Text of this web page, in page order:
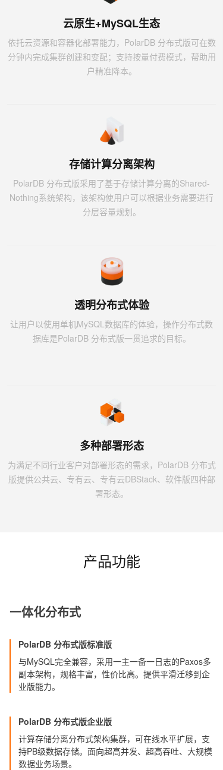
云原生+MySQL生态
依托云资源和容器化部署能力，PolarDB 分布式版可在数
分钟内完成集群创建和变配；支持按量付费模式，帮助用
户精准降本。
存储计算分离架构
PolarDB 分布式版采用了基于存储计算分离的Shared-
Nothing系统架构，该架构使用户可以根据业务需要进行
分层容量规划。
透明分布式体验
让用户以使用单机MySQL数据库的体验，操作分布式数
据库是PolarDB 分布式版一贯追求的目标。
多种部署形态
为满足不同行业客户对部署形态的需求，PolarDB 分布式
版提供公共云、专有云、专有云DBStack、软件版四种部
署形态。
产品功能
一体化分布式
PolarDB 分布式版标准版
与MySQL完全兼容，采用一主一备一日志的Paxos多
副本架构，规格丰富，性价比高。提供平滑迁移到企
业版能力。
PolarDB 分布式版企业版
计算存储分离分布式架构集群，可在线水平扩展，支
持PB级数据存储。面向超高并发、超高吞吐、大规模
数据业务场景。